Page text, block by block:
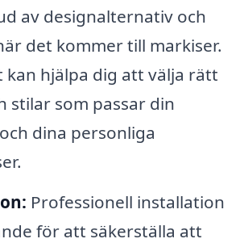
av designalternativ och
det kommer till markiser.
kan hjälpa dig att välja rätt
stilar som passar din
dina personliga
Professionell installation
för att säkerställa att